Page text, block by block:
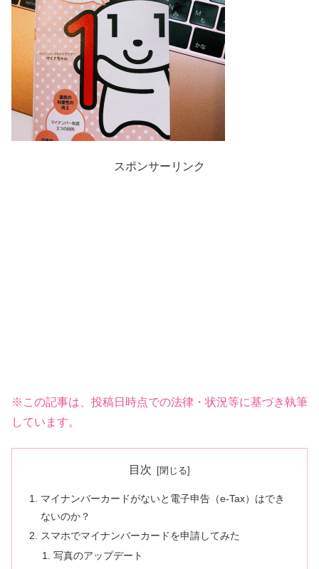
スポンサーリンク
※この記事は、投稿日時点での法律・状況等に基づき執筆
しています。
目次
マイナンバーカードがないと電子申告（e-Tax）はでき
ないのか？
スマホでマイナンバーカードを申請してみた
写真のアップデート